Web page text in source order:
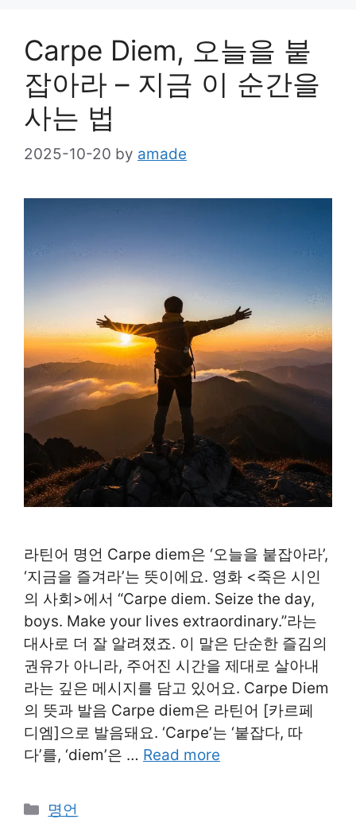
Carpe Diem, 오늘을 붙
잡아라 – 지금 이 순간을
사는 법
2025-10-20 by amade
라틴어 명언 Carpe diem은 ‘오늘을 붙잡아라’,
‘지금을 즐겨라’는 뜻이에요. 영화 <죽은 시인
의 사회>에서 “Carpe diem. Seize the day,
boys. Make your lives extraordinary.”라는
대사로 더 잘 알려졌죠. 이 말은 단순한 즐김의
권유가 아니라, 주어진 시간을 제대로 살아내
라는 깊은 메시지를 담고 있어요. Carpe Diem
의 뜻과 발음 Carpe diem은 라틴어 [카르페
디엠]으로 발음돼요. ‘Carpe’는 ‘붙잡다, 따
다’를, ‘diem’은 … Read more
Categories
명언